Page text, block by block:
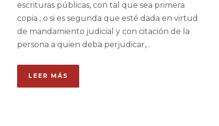
escrituras públicas, con tal que sea primera
copia ; o si es segunda que esté dada en virtud
de mandamiento judicial y con citación de la
persona a quien deba perjudicar,...
LEER MÁS